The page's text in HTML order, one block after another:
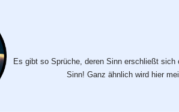
Es gibt so Sprüche, deren Sinn erschließt
Sinn! Ganz ähnlich wird hier